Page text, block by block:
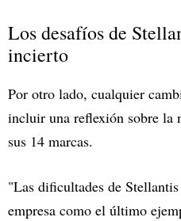
Los desafíos de
incierto
Por otro lado, cualquier
incluir una reflexión sobre la
sus 14 marcas.
"Las dificultades de
empresa como el último